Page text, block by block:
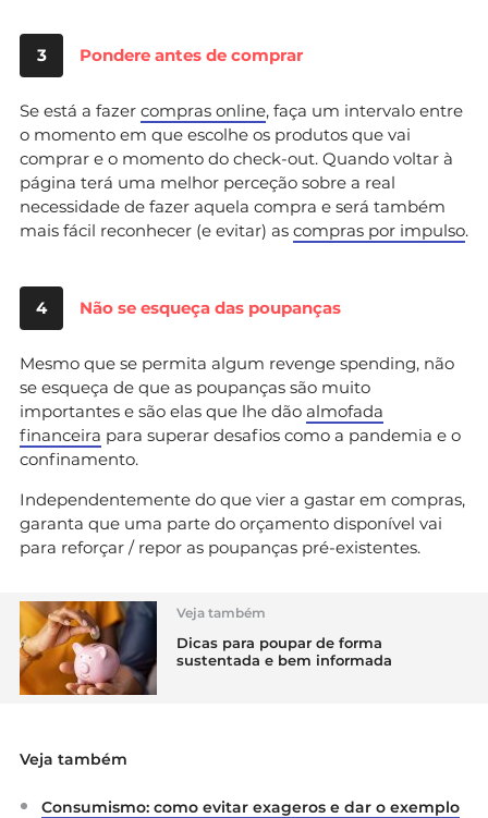
3 Pondere antes de comprar
Se está a fazer compras online, faça um intervalo entre
o momento em que escolhe os produtos que vai
comprar e o momento do check-out. Quando voltar à
página terá uma melhor perceção sobre a real
necessidade de fazer aquela compra e será também
mais fácil reconhecer (e evitar) as compras por impulso.
4 Não se esqueça das poupanças
Mesmo que se permita algum revenge spending, não
se esqueça de que as poupanças são muito
importantes e são elas que lhe dão almofada
financeira para superar desafios como a pandemia e o
confinamento.
Independentemente do que vier a gastar em compras,
garanta que uma parte do orçamento disponível vai
para reforçar / repor as poupanças pré-existentes.
Veja também
Dicas para poupar de forma
sustentada e bem informada
Veja também
Consumismo: como evitar exageros e dar o exemplo